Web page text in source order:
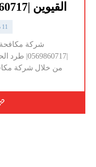
القيوين |0569860717| طرد الحمام
11 ديسمبر، 2024
شركة مكافحة
من خلال شركة